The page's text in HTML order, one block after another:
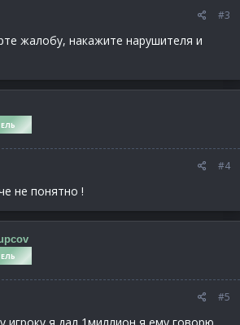
#3
жалобу, накажите нарушителя и
#4
не понятно !
#5